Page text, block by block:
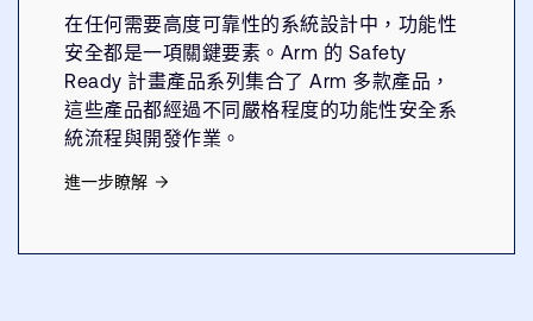
在任何需要高度可靠性的系統設計中，功能性
安全都是一項關鍵要素。Arm 的 Safety
Ready 計畫產品系列集合了 Arm 多款產品，
這些產品都經過不同嚴格程度的功能性安全系
統流程與開發作業。
進一步瞭解